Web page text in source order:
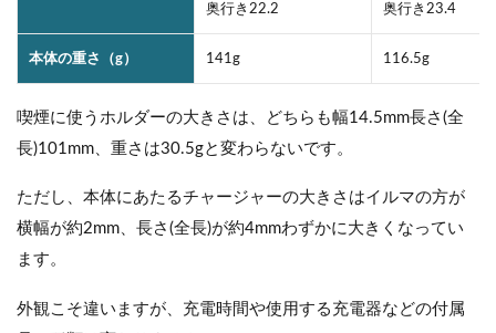
奥行き22.2
奥行き23.4
本体の重さ（g） 141g 116.5g
喫煙に使うホルダーの大きさは、どちらも幅14.5mm長さ(全
長)101mm、重さは30.5gと変わらないです。
ただし、本体にあたるチャージャーの大きさはイルマの方が
横幅が約2mm、長さ(全長)が約4mmわずかに大きくなってい
ます。
外観こそ違いますが、充電時間や使用する充電器などの付属